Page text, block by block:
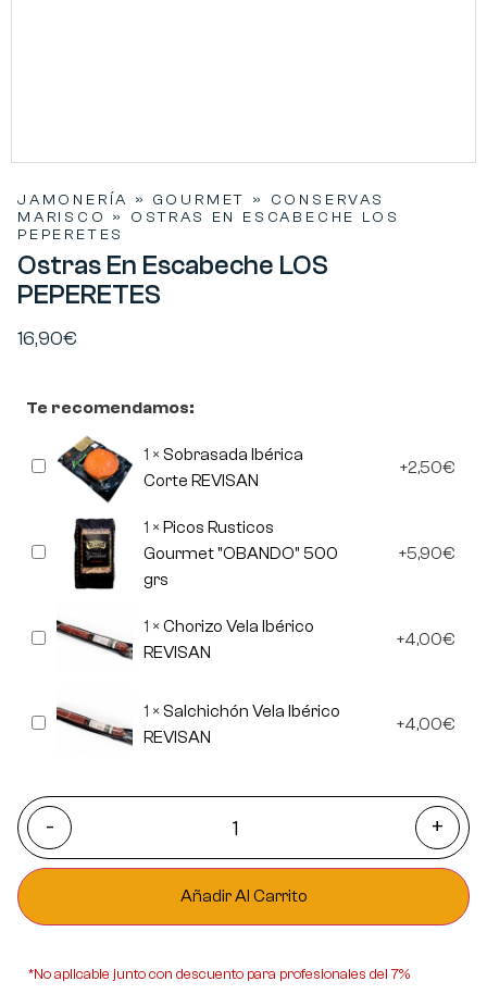
JAMONERÍA » GOURMET » CONSERVAS
MARISCO
» OSTRAS EN ESCABECHE LOS
PEPERETES
Ostras En Escabeche LOS
PEPERETES
16,90€
Te recomendamos:
Sobrasada
Ibérica
REVISAN
1 × Sobrasada Ibérica
Corte REVISAN
2,50€
Picos
Rusticos
Gourmet
500
grs
1 × Picos Rusticos
Gourmet "OBANDO" 500
grs
5,90€
Chorizo
1 × Chorizo Vela Ibérico
REVISAN
4,00€
Salchichón
1 × Salchichón Vela Ibérico
REVISAN
4,00€
- +
Añadir Al Carrito
*No aplicable junto con descuento para profesionales del 7%